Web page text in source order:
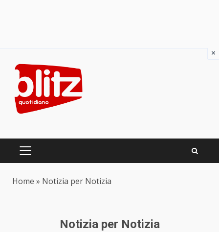
content
PRIMARY
Home » Notizia per Notizia
Notizia per Notizia
×